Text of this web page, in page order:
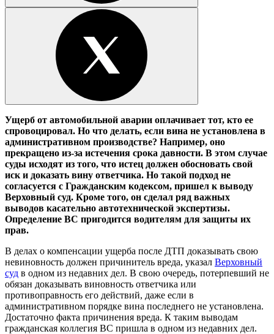
Ущерб от автомобильной аварии оплачивает тот, кто ее
спровоцировал. Но что делать, если вина не установлена в
административном производстве? Например, оно
прекращено из-за истечения срока давности. В этом случае
суды исходят из того, что истец должен обосновать свой
иск и доказать вину ответчика. Но такой подход не
согласуется с Гражданским кодексом, пришел к выводу
Верховный суд. Кроме того, он сделал ряд важных
выводов касательно автотехнической экспертизы.
Определение ВС пригодится водителям для защиты их
прав.
В делах о компенсации ущерба после ДТП доказывать свою
невиновность должен причинитель вреда, указал Верховный
суд в одном из недавних дел. В свою очередь, потерпевший не
обязан доказывать виновность ответчика или
противоправность его действий, даже если в
административном порядке вина последнего не установлена.
Достаточно факта причинения вреда. К таким выводам
гражданская коллегия ВС пришла в одном из недавних дел.